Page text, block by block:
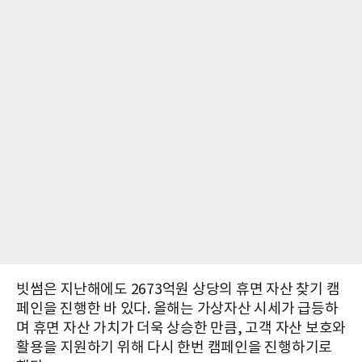
빗썸은 지난해에도 2673억원 상당의 휴면 자산 찾기 캠
페인을 진행한 바 있다. 올해는 가상자산 시세가 급등하
며 휴면 자산 가치가 더욱 상승한 만큼, 고객 자산 보호와
활용을 지원하기 위해 다시 한번 캠페인을 진행하기로